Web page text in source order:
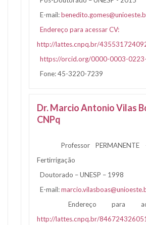
E-mail:
Endereço para acessar CV:
http://lattes.cnpq.br/
https://orcid.org/0000-0003-
Fone: 45-3220-7239
Dr. Marcio Antonio Vilas
CNPq
Professor
Fertirrigação
Doutorado – UNESP – 1998
E-mail:
Endereço para
http://lattes.cnpq.br/